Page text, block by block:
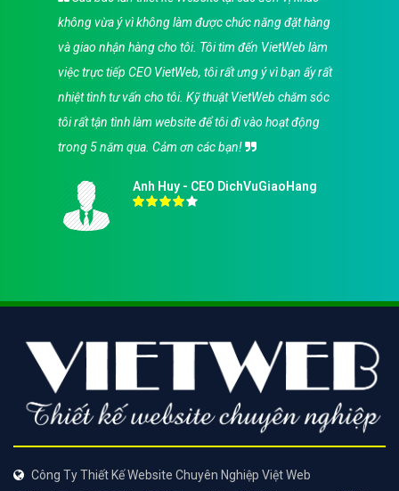
không vừa ý vì không làm được chức năng đặt hàng
và giao nhận hàng cho tôi. Tôi tìm đến VietWeb làm
việc trực tiếp CEO VietWeb, tôi rất ưng ý vì bạn ấy rất
nhiệt tình tư vấn cho tôi. Kỹ thuật VietWeb chăm sóc
tôi rất tận tình làm website để tôi đi vào hoạt động
trong 5 năm qua. Cảm ơn các bạn!
Anh Huy - CEO DichVuGiaoHang
Công Ty Thiết Kế Website Chuyên Nghiệp Việt Web